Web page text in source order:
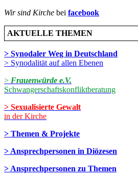
Wir sind Kirche bei facebook
AKTUELLE THEMEN
> Synodaler Weg in Deutschland
> Synodalität auf allen Ebenen
> Frauenwürde e.V.
Schwangerschaftskonfliktberatung
> Sexualisierte Gewalt
in der Kirche
> Themen & Projekte
> Ansprechpersonen in Diözesen
> Ansprechpersonen zu Themen